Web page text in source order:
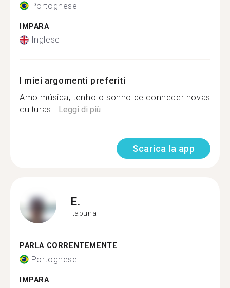
Portoghese
IMPARA
Inglese
I miei argomenti preferiti
Amo música, tenho o sonho de conhecer novas
culturas...Leggi di più
Scarica la app
E.
Itabuna
PARLA CORRENTEMENTE
Portoghese
IMPARA